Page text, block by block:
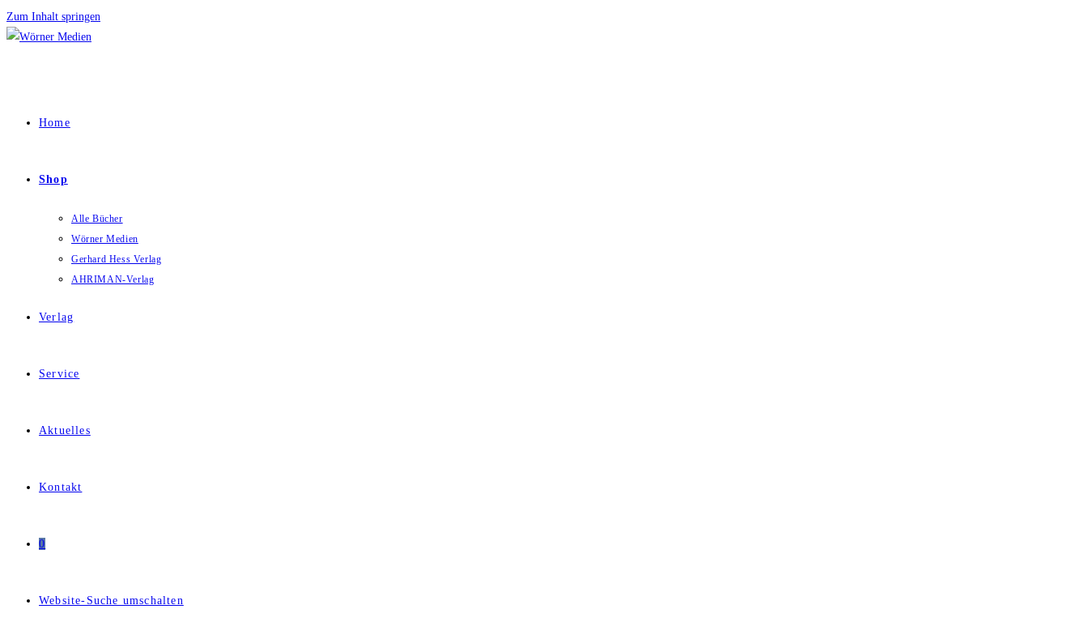
Zum Inhalt springen
Home
Shop
Alle Bücher
Wörner Medien
Gerhard Hess Verlag
AHRIMAN-Verlag
Verlag
Service
Aktuelles
Kontakt
0
Website-Suche umschalten